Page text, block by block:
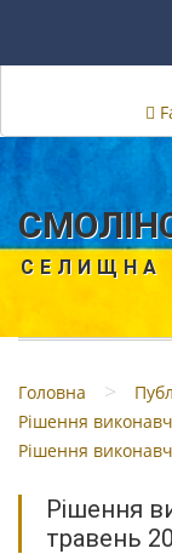
СЕЛИЩНА
Головна >
Рішення
Рішення
Рішення
травень